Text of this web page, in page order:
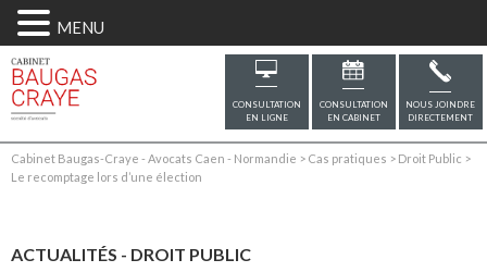
CONSULTATION
EN LIGNE
CONSULTATION
EN CABINET
NOUS JOINDRE
DIRECTEMENT
Cabinet Baugas-Craye - Avocats Caen - Normandie > Cas pratiques > Droit Public >
Le recomptage lors d’une élection
ACTUALITÉS - DROIT PUBLIC
MENU